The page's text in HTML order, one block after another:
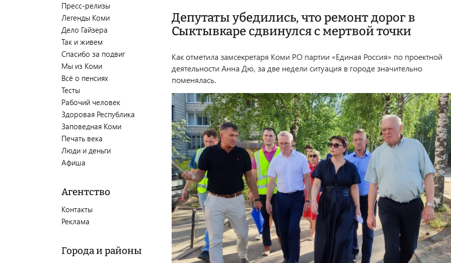
Пресс-релизы
Легенды Коми
Дело Гайзера
Так и живем
Спасибо за подвиг
Мы из Коми
Всё о пенсиях
Тесты
Рабочий человек
Здоровая Республика
Заповедная Коми
Печать века
Люди и деньги
Афиша
Агентство
Контакты
Реклама
Города и районы
Депутаты убедились, что ремонт дорог в
Сыктывкаре сдвинулся с мертвой точки
Как отметила замсекретаря Коми РО партии «Единая Россия» по проектной
деятельности Анна Дю, за две недели ситуация в городе значительно
поменялась.